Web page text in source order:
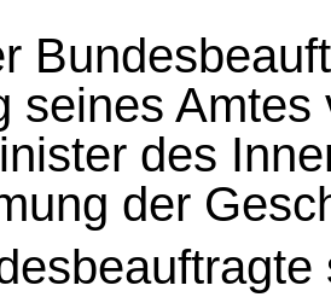
seines
des
der